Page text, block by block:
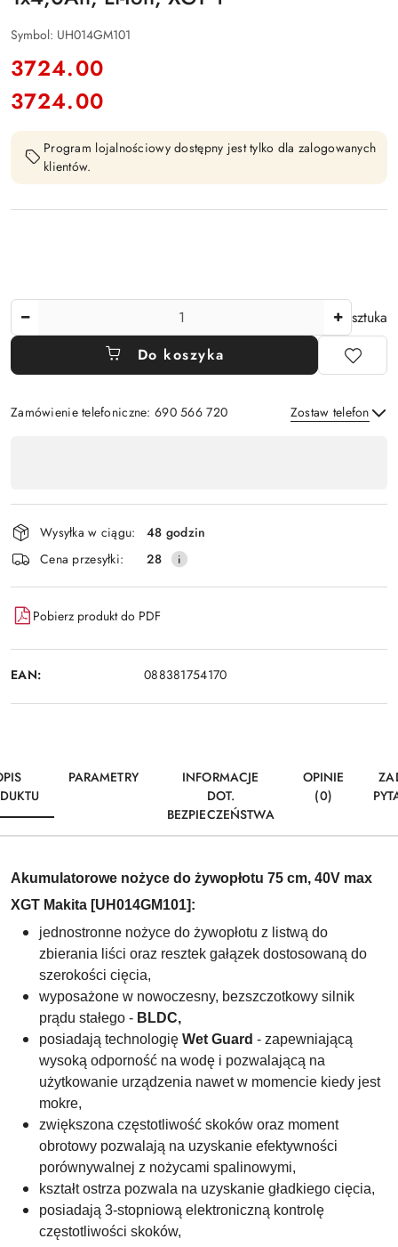
Symbol: UH014GM101
cena:
3724.00
Cena:
3724.00
Program lojalnościowy dostępny jest tylko dla zalogowanych
klientów.
sztuka
Do koszyka
Zamówienie telefoniczne: 690 566 720 Zostaw telefon
płatność
i
dostawa
Wysyłka w ciągu:
48 godzin
Cena przesyłki:
28
Pobierz produkt do PDF
EAN: 088381754170
PARAMETRY
INFORMACJE
DOT.
BEZPIECZEŃSTWA
OPINIE
(0)
Akumulatorowe nożyce do żywopłotu 75 cm, 40V max
XGT Makita [UH014GM101]:
jednostronne nożyce do żywopłotu z listwą do
zbierania liści oraz resztek gałązek dostosowaną do
szerokości cięcia,
wyposażone w nowoczesny, bezszczotkowy silnik
prądu stałego - BLDC,
posiadają technologię Wet Guard - zapewniającą
wysoką odporność na wodę i pozwalającą na
użytkowanie urządzenia nawet w momencie kiedy jest
mokre,
zwiększona częstotliwość skoków oraz moment
obrotowy pozwalają na uzyskanie efektywności
porównywalnej z nożycami spalinowymi,
kształt ostrza pozwala na uzyskanie gładkiego cięcia,
posiadają 3-stopniową elektroniczną kontrolę
częstotliwości skoków,